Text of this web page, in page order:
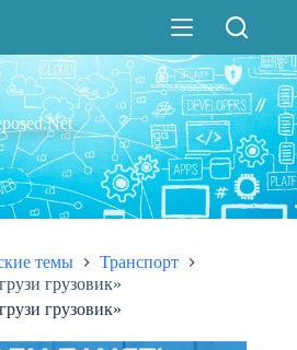
темы
Транспорт
грузовик»
грузовик»